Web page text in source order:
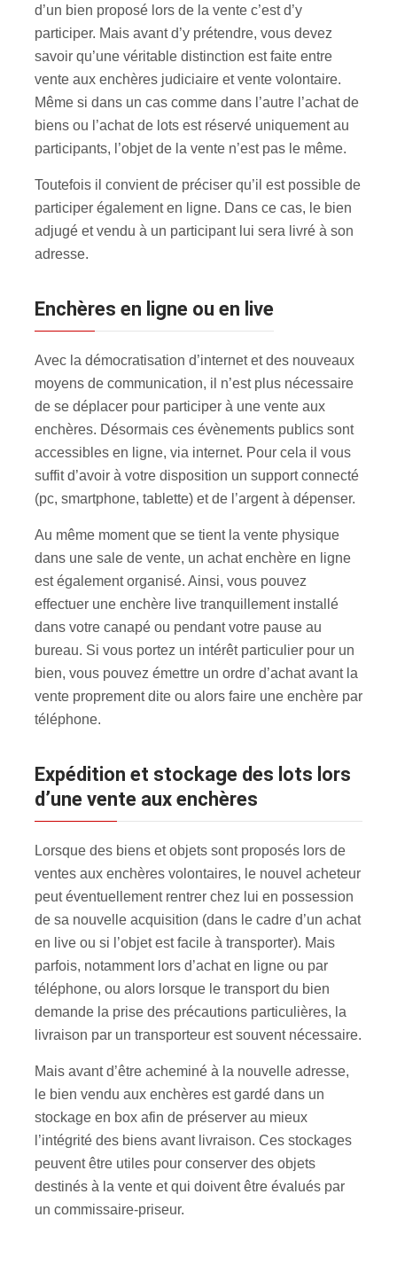
d’un bien proposé lors de la vente c’est d’y
participer. Mais avant d’y prétendre, vous devez
savoir qu’une véritable distinction est faite entre
vente aux enchères judiciaire et vente volontaire.
Même si dans un cas comme dans l’autre l’achat de
biens ou l’achat de lots est réservé uniquement au
participants, l’objet de la vente n’est pas le même.
Toutefois il convient de préciser qu’il est possible de
participer également en ligne. Dans ce cas, le bien
adjugé et vendu à un participant lui sera livré à son
adresse.
Enchères en ligne ou en live
Avec la démocratisation d’internet et des nouveaux
moyens de communication, il n’est plus nécessaire
de se déplacer pour participer à une vente aux
enchères. Désormais ces évènements publics sont
accessibles en ligne, via internet. Pour cela il vous
suffit d’avoir à votre disposition un support connecté
(pc, smartphone, tablette) et de l’argent à dépenser.
Au même moment que se tient la vente physique
dans une sale de vente, un achat enchère en ligne
est également organisé. Ainsi, vous pouvez
effectuer une enchère live tranquillement installé
dans votre canapé ou pendant votre pause au
bureau. Si vous portez un intérêt particulier pour un
bien, vous pouvez émettre un ordre d’achat avant la
vente proprement dite ou alors faire une enchère par
téléphone.
Expédition et stockage des lots lors
d’une vente aux enchères
Lorsque des biens et objets sont proposés lors de
ventes aux enchères volontaires, le nouvel acheteur
peut éventuellement rentrer chez lui en possession
de sa nouvelle acquisition (dans le cadre d’un achat
en live ou si l’objet est facile à transporter). Mais
parfois, notamment lors d’achat en ligne ou par
téléphone, ou alors lorsque le transport du bien
demande la prise des précautions particulières, la
livraison par un transporteur est souvent nécessaire.
Mais avant d’être acheminé à la nouvelle adresse,
le bien vendu aux enchères est gardé dans un
stockage en box afin de préserver au mieux
l’intégrité des biens avant livraison. Ces stockages
peuvent être utiles pour conserver des objets
destinés à la vente et qui doivent être évalués par
un commissaire-priseur.